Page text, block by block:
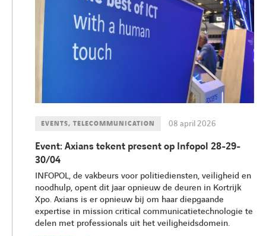
EVENTS, TELECOMMUNICATION 08 april 2026
Event: Axians tekent present op Infopol 28-29-
30/04
INFOPOL, de vakbeurs voor politiediensten, veiligheid en
noodhulp, opent dit jaar opnieuw de deuren in Kortrijk
Xpo. Axians is er opnieuw bij om haar diepgaande
expertise in mission critical communicatietechnologie te
delen met professionals uit het veiligheidsdomein.